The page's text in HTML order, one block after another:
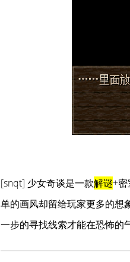
[snqt] 少女奇谈是一款解谜+
单的画风却留给玩家更多的想
一步的寻找线索才能在恐怖的